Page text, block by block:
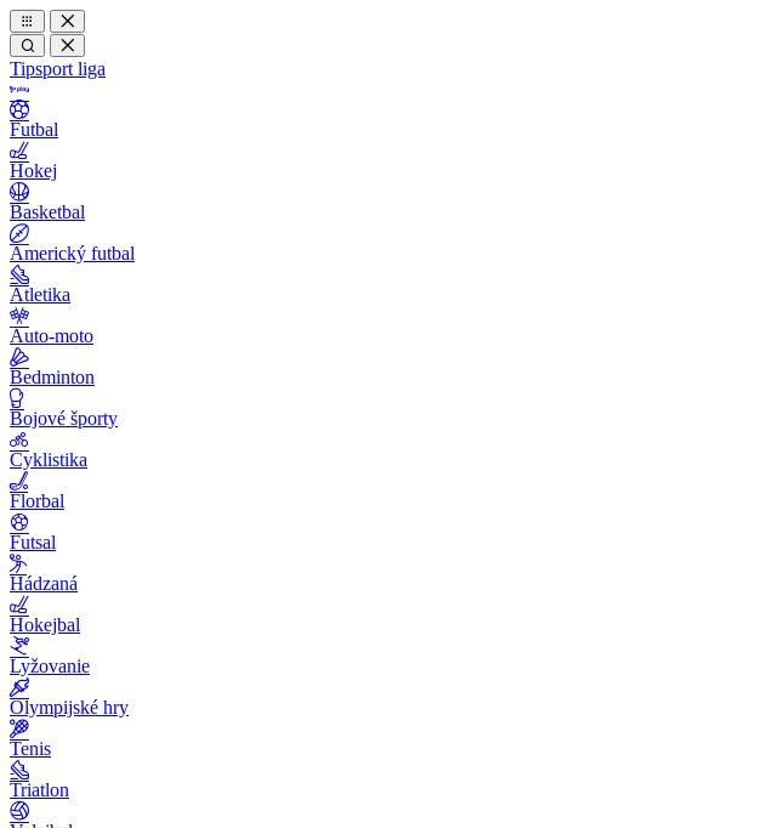
Tipsport liga
Futbal
Hokej
Basketbal
Americký futbal
Atletika
Auto-moto
Bedminton
Bojové športy
Cyklistika
Florbal
Futsal
Hádzaná
Hokejbal
Lyžovanie
Olympijské hry
Tenis
Triatlon